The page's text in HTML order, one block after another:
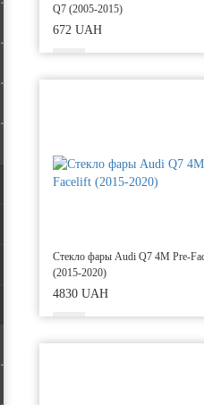
Q7 (2005-2015)
672 UAH
Стекло фары Audi Q7 4M Pre-
(2015-2020)
4830 UAH